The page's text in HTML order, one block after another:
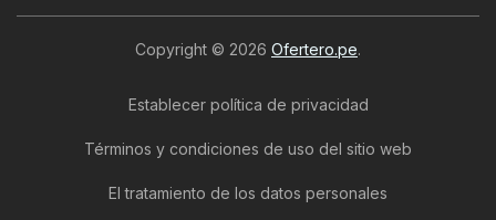
Copyright © 2026 Ofertero.pe.
Establecer política de privacidad
Términos y condiciones de uso del sitio web
El tratamiento de los datos personales